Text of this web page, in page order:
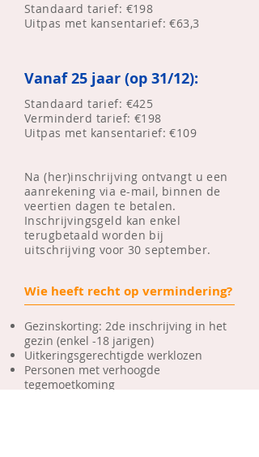
Standaard tarief: €198
Uitpas met kansentarief: €63,3
Vanaf 25 jaar (op 31/12):
Standaard tarief: €425
Verminderd tarief: €198
Uitpas met kansentarief: €109
Na (her)inschrijving ontvangt u een
aanrekening via e-mail, binnen de
veertien dagen te betalen.
Inschrijvingsgeld kan enkel
terugbetaald worden bij
uitschrijving voor 30 september.
Wie heeft recht op vermindering?
Gezinskorting: 2de inschrijving in het
gezin (enkel -18 jarigen)
Uitkeringsgerechtigde werklozen
Personen met verhoogde
tegemoetkoming